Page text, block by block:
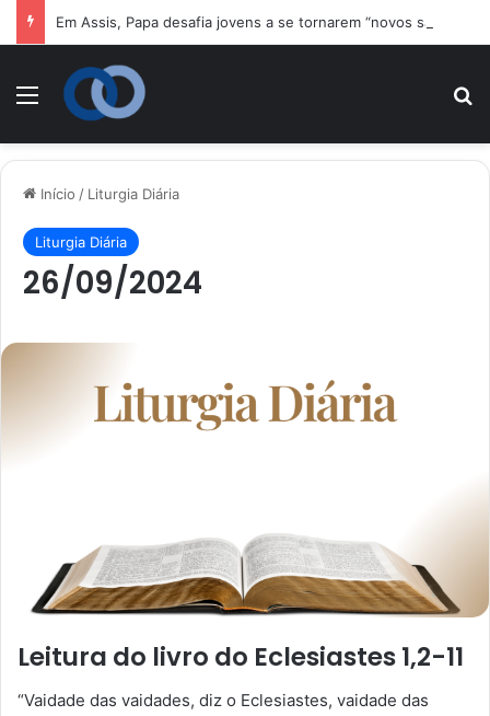
Em Assis, Papa desafia jovens a se tornarem “novos santos”
Menu
Início / Liturgia Diária
Liturgia Diária
26/09/2024
Leitura do livro do Eclesiastes 1,2-11
“Vaidade das vaidades, diz o Eclesiastes, vaidade das